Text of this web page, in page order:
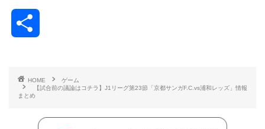
o
HOME
ゲーム
【試合前の議論はコチラ】J1リーグ第23節「京都サンガF.C.vs浦和レッズ」情報
まとめ